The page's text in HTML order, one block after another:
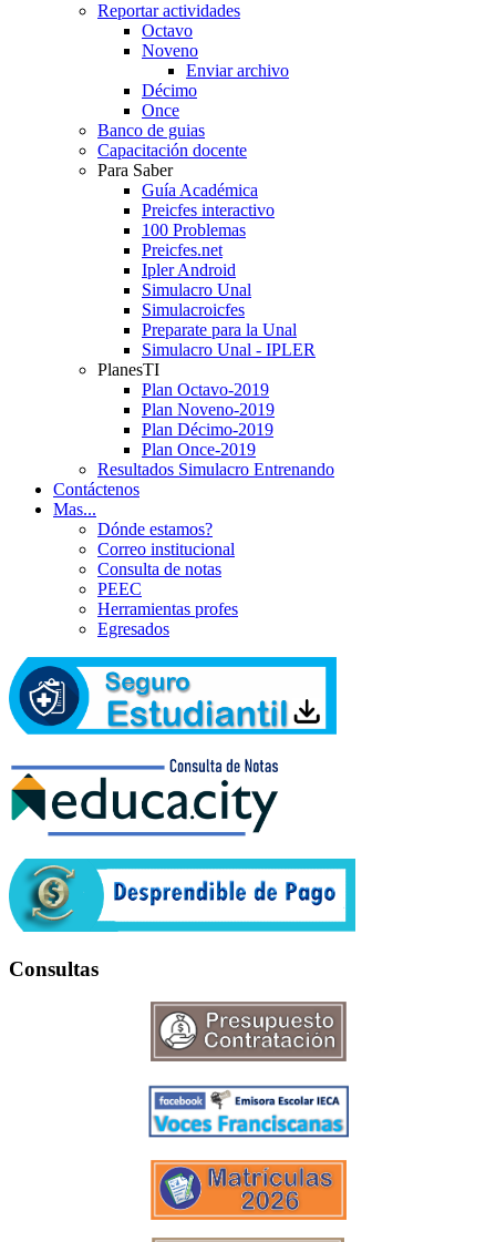
Reportar actividades
Octavo
Noveno
Enviar archivo
Décimo
Once
Banco de guias
Capacitación docente
Para Saber
Guía Académica
Preicfes interactivo
100 Problemas
Preicfes.net
Ipler Android
Simulacro Unal
Simulacroicfes
Preparate para la Unal
Simulacro Unal - IPLER
PlanesTI
Plan Octavo-2019
Plan Noveno-2019
Plan Décimo-2019
Plan Once-2019
Resultados Simulacro Entrenando
Contáctenos
Mas...
Dónde estamos?
Correo institucional
Consulta de notas
PEEC
Herramientas profes
Egresados
Consultas